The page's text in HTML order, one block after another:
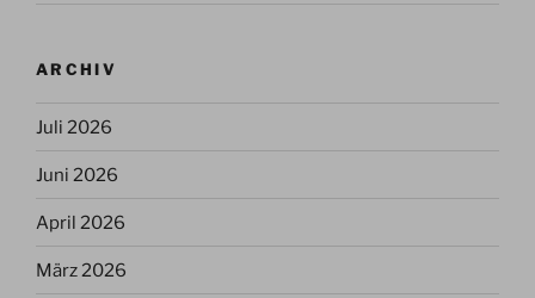
ARCHIV
Juli 2026
Juni 2026
April 2026
März 2026